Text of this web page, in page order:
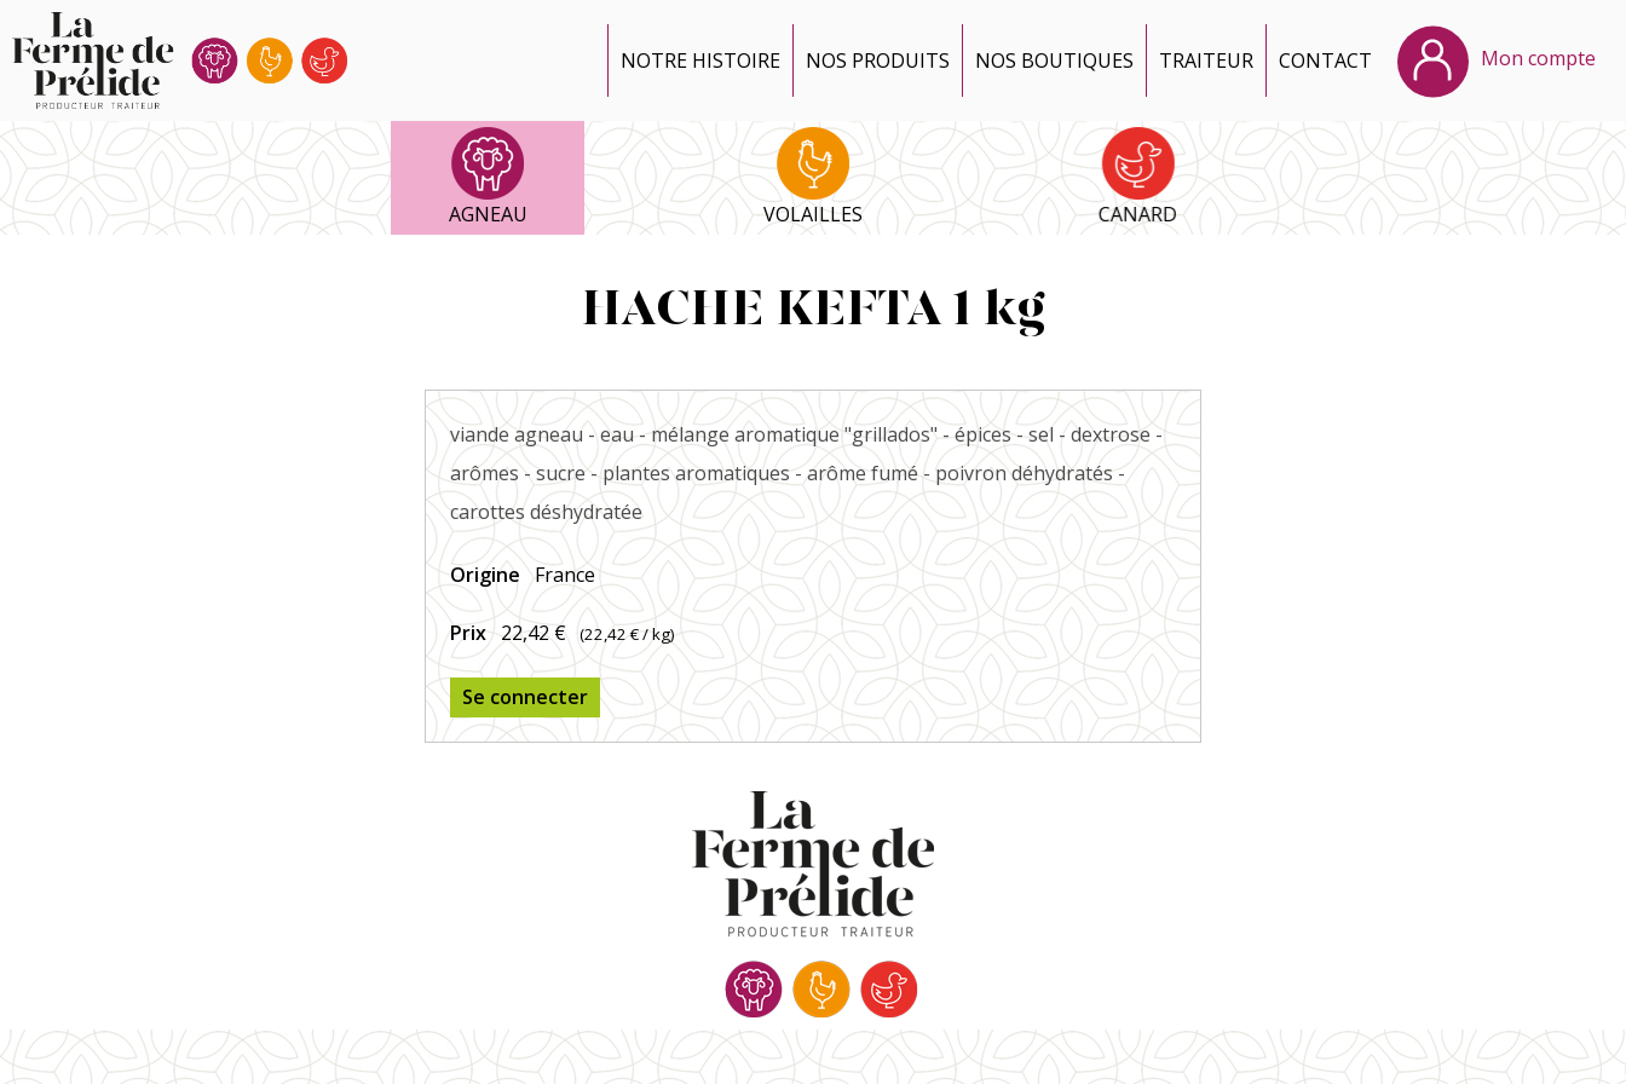
NOTRE HISTOIRE NOS PRODUITS NOS BOUTIQUES TRAITEUR CONTACT Mon compte
AGNEAU VOLAILLES CANARD
HACHE KEFTA 1 kg
viande agneau - eau - mélange aromatique "grillados" - épices - sel - dextrose -
arômes - sucre - plantes aromatiques - arôme fumé - poivron déhydratés -
carottes déshydratée
Origine France
Prix 22,42 € (22,42 €/ kg)
Se connecter